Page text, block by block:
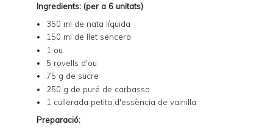
Ingredients: (per a 6 unitats)
350 ml de nata líquida
150 ml de llet sencera
1 ou
5 rovells d'ou
75 g de sucre
250 g de puré de carbassa
1 cullerada petita d'essència de vainilla
Preparació: